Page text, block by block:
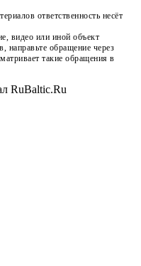
ответственность несёт
видео или иной объект
направьте обращение через
такие обращения в
RuBaltic.Ru